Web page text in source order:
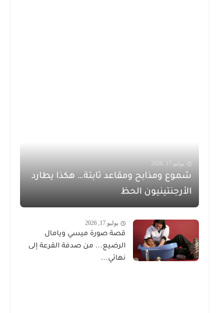
يوليو 17, 2026
شموع ومذابح ومقاعد ثابتة… هكذا يطارد
الأرجنتينيون الحظ
يوليو 17, 2026
قصة صورة ميسي ويامال
الرضيع... من صدفة القرعة إلى
نهائي...